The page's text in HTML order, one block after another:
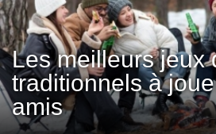
Les meilleurs jeux
traditionnels à
amis